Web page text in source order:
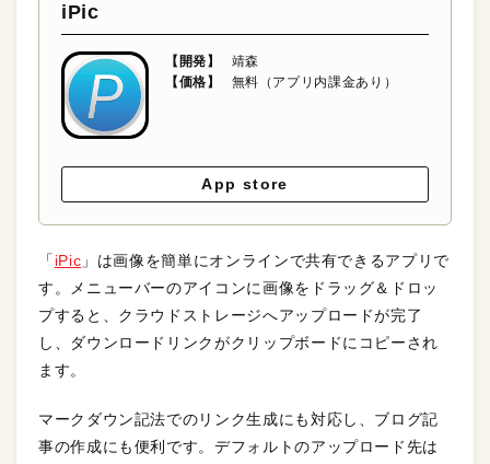
iPic
【開発】
靖森
【価格】
無料（アプリ内課金あり）
App store
「 iPic 」は画像を簡単にオンラインで共有できるアプリで
す。メニューバーのアイコンに画像をドラッグ＆ドロッ
プすると、クラウドストレージへアップロードが完了
し、ダウンロードリンクがクリップボードにコピーされ
ます。
マークダウン記法でのリンク生成にも対応し、ブログ記
事の作成にも便利です。デフォルトのアップロード先は